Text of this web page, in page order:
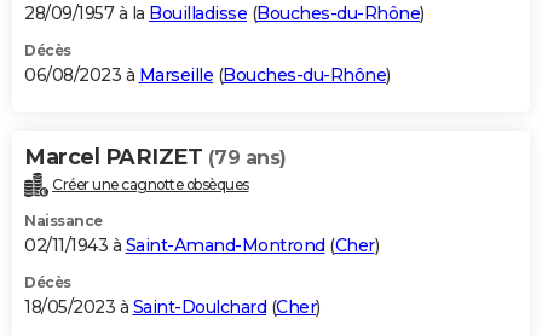
28/09/1957 à la Bouilladisse (Bouches-du-Rhône)
Décès
06/08/2023 à Marseille (Bouches-du-Rhône)
Marcel PARIZET (79 ans)
Créer une cagnotte obsèques
Naissance
02/11/1943 à Saint-Amand-Montrond (Cher)
Décès
18/05/2023 à Saint-Doulchard (Cher)